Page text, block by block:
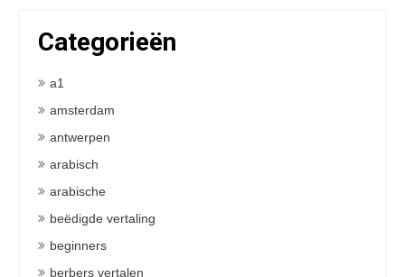
Categorieën
a1
amsterdam
antwerpen
arabisch
arabische
beëdigde vertaling
beginners
berbers vertalen